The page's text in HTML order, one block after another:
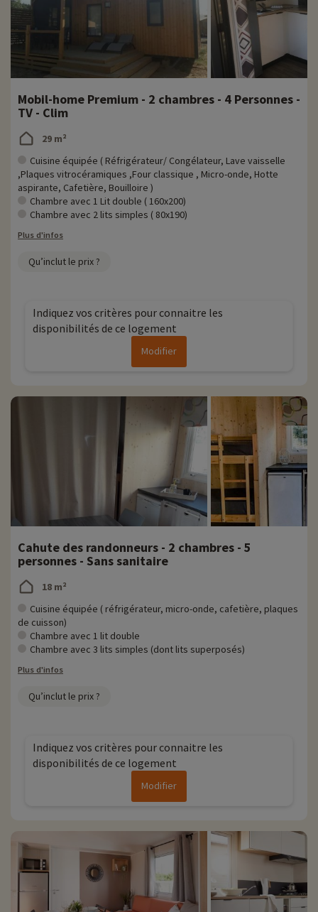
Mobil-home Premium - 2 chambres - 4 Personnes -
TV - Clim
29 m²
Cuisine équipée ( Réfrigérateur/ Congélateur, Lave vaisselle
,Plaques vitrocéramiques ,Four classique , Micro-onde, Hotte
aspirante, Cafetière, Bouilloire )
Chambre avec 1 Lit double ( 160x200)
Chambre avec 2 lits simples ( 80x190)
Plus d'infos
Qu’inclut le prix ?
Indiquez vos critères pour connaitre les
disponibilités de ce logement
Modifier
Cahute des randonneurs - 2 chambres - 5
personnes - Sans sanitaire
18 m²
Cuisine équipée ( réfrigérateur, micro-onde, cafetière, plaques
de cuisson)
Chambre avec 1 lit double
Chambre avec 3 lits simples (dont lits superposés)
Plus d'infos
Qu’inclut le prix ?
Indiquez vos critères pour connaitre les
disponibilités de ce logement
Modifier